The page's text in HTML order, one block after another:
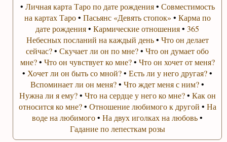
• Личная карта Таро по дате рождения• Совместимость
на картах Таро• Пасьянс «Девять стопок» • Карма по
дате рождения•Кармические отношения•365
Небесных посланий на каждый день• Что он делает
сейчас?•Скучает ли он по мне?•Что он думает обо
мне?• Что он чувствует ко мне?• Что он хочет от меня?
• Хочет ли он быть со мной?•Есть ли у него другая?•
Вспоминает ли он меня?•Что ждет меня с ним?•
Нужна ли я ему?• Что на сердце у него ко мне?• Как он
относится ко мне?• Отношение любимого к другой • На
воде на любимого•На двух иголках на любовь•
Гадание по лепесткам розы